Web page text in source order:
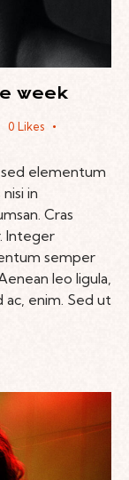
week
0 Likes
sed elementum
in
Cras
Integer
semper
leo ligula,
enim. Sed ut